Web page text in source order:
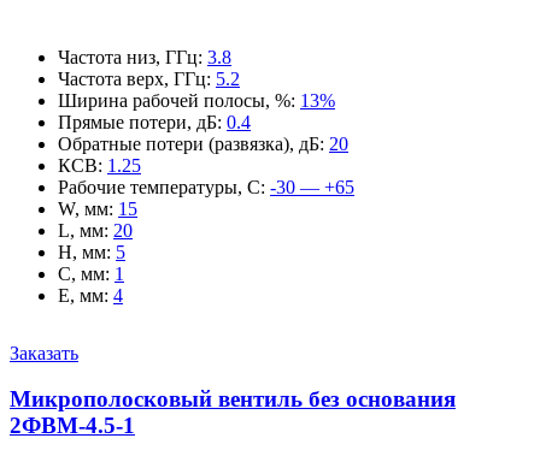
Частота низ, ГГц: 3.8
Частота верх, ГГц: 5.2
Ширина рабочей полосы, %: 13%
Прямые потери, дБ: 0.4
Обратные потери (развязка), дБ: 20
КСВ: 1.25
Рабочие температуры, С: -30 — +65
W, мм: 15
L, мм: 20
H, мм: 5
C, мм: 1
E, мм: 4
Заказать
Микрополосковый вентиль без основания
2ФВМ-4.5-1